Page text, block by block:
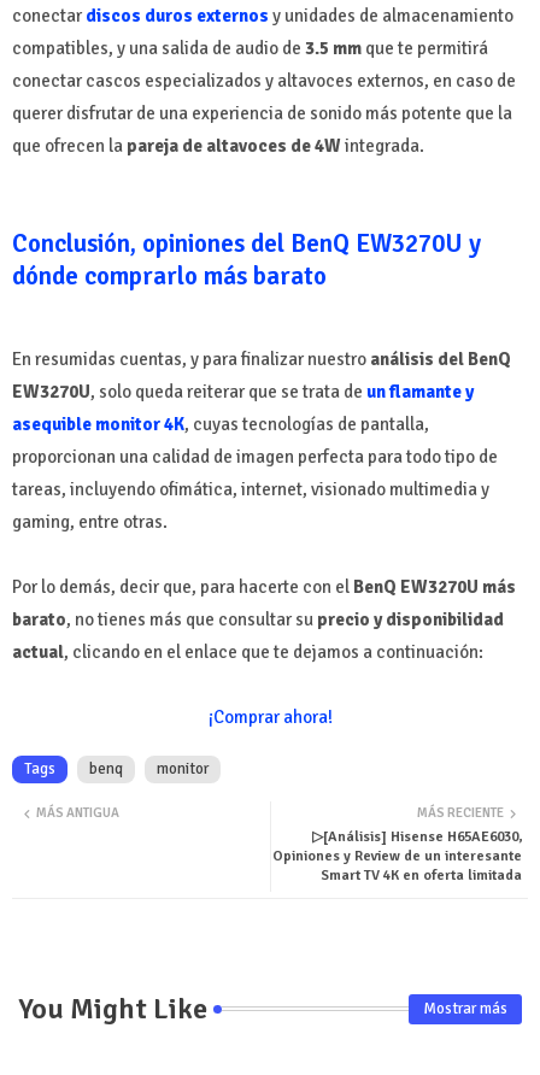
conectar discos duros externos y unidades de almacenamiento
compatibles, y una salida de audio de 3.5 mm que te permitirá
conectar cascos especializados y altavoces externos, en caso de
querer disfrutar de una experiencia de sonido más potente que la
que ofrecen la pareja de altavoces de 4Wintegrada.
Conclusión, opiniones del BenQ EW3270U y
dónde comprarlo más barato
En resumidas cuentas, y para finalizar nuestro análisis del BenQ
EW3270U, solo queda reiterar que se trata de un flamante y
asequible monitor 4K, cuyas tecnologías de pantalla,
proporcionan una calidad de imagen perfecta para todo tipo de
tareas, incluyendo ofimática, internet, visionado multimedia y
gaming, entre otras.
Por lo demás, decir que, para hacerte con el BenQ EW3270U más
barato, no tienes más que consultar su precio y disponibilidad
actual, clicando en el enlace que te dejamos a continuación:
¡Comprar ahora!
Tags benq monitor
MÁS RECIENTE
▷[Análisis] Hisense H65AE6030,
Opiniones y Review de un interesante
Smart TV 4K en oferta limitada
MÁS ANTIGUA
You Might Like Mostrar más